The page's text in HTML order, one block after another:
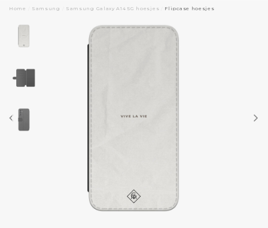
Home Samsung Samsung Galaxy A14 5G hoesjes Flipcase hoesjes